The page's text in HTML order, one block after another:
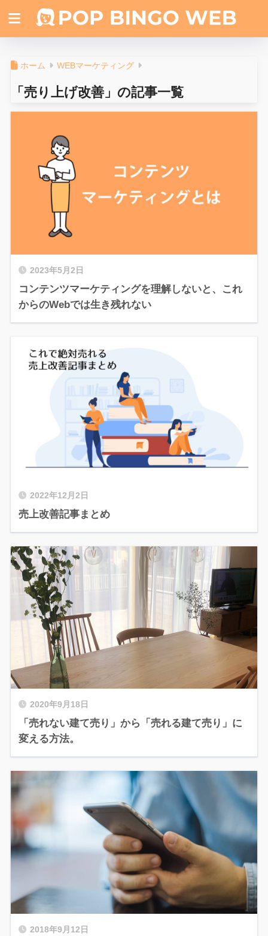
ホーム WEBマーケティング
「売り上げ改善」の記事一覧
2023年5月2日
コンテンツマーケティングを理解しないと、これ
からのWebでは生き残れない
2022年12月2日
売上改善記事まとめ
2020年9月18日
「売れない建て売り」から「売れる建て売り」に
変える方法。
2018年9月12日